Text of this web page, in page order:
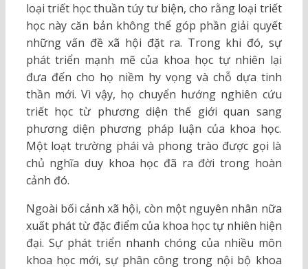
loại triết học thuần túy tư biện, cho rằng loại triết
học này căn bản không thể góp phần giải quyết
những vấn đề xã hội đặt ra. Trong khi đó, sự
phát triển mạnh mẽ của khoa học tự nhiên lại
đưa đến cho họ niềm hy vọng và chỗ dựa tinh
thần mới. Vì vậy, họ chuyển hướng nghiên cứu
triết học từ phương diện thế giới quan sang
phương diện phương pháp luận của khoa học.
Một loạt trường phái và phong trào được gọi là
chủ nghĩa duy khoa học đã ra đời trong hoàn
cảnh đó.
Ngoài bối cảnh xã hội, còn một nguyên nhân nữa
xuất phát từ đặc điểm của khoa học tự nhiên hiện
đại. Sự phát triển nhanh chóng của nhiều môn
khoa học mới, sự phân công trong nội bộ khoa